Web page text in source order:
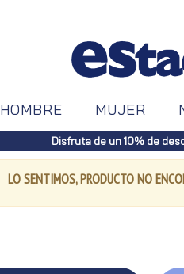
HOMBRE MUJER
Disfruta de un 10% de
LO SENTIMOS, PRODUCTO NO